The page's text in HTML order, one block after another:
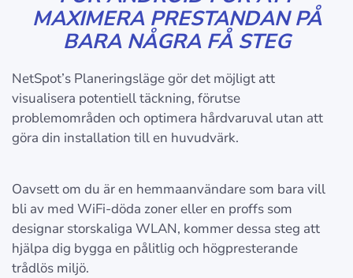
MAXIMERA PRESTANDAN PÅ
BARA NÅGRA FÅ STEG
NetSpot’s Planeringsläge gör det möjligt att
visualisera potentiell täckning, förutse
problemområden och optimera hårdvaruval utan att
göra din installation till en huvudvärk.
Oavsett om du är en hemmaanvändare som bara vill
bli av med WiFi-döda zoner eller en proffs som
designar storskaliga WLAN, kommer dessa steg att
hjälpa dig bygga en pålitlig och högpresterande
trådlös miljö.